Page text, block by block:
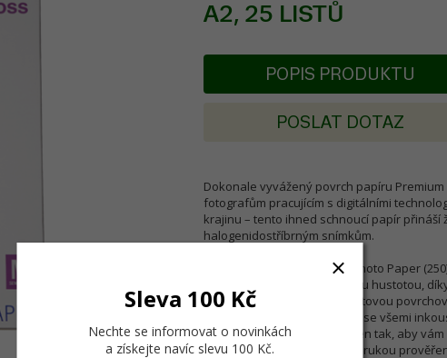
A2, 25 LISTŮ
POPIS PRODUKTU
POSLAT DOTAZ
Dokonale vyvážený povrch papíru
fotografům pracujícím s digitálními
krajinu – tento ihned schnoucí papír
halogenidostříbrným snímkům.
Epson Premium Semigloss Photo Paper
kombinaci s vysokou optickou hustotou,
265µm silném základu s plastovou
nekrabatí. Ideální pro použití se všemi
tento papír navržen a vyroben tak, aby
materiály Epson jsou vždy zárukou
Sleva 100 Kč
Nechte se informovat o novinkách
a získejte navíc slevu 100 Kč.